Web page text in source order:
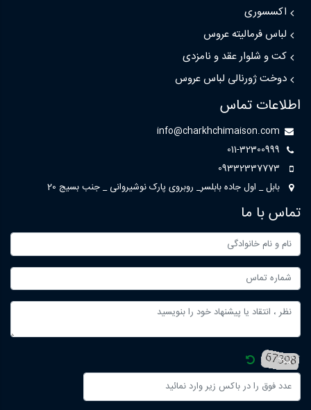
اکسسوری
لباس فرمالیته عروس
کت و شلوار عقد و نامزدی
دوخت ژورنالی لباس عروس
اطلاعات تماس
info@charkhchimaison.com
011-32300999
09332337773
بابل _ اول جاده بابلسر_ روبروی پارک نوشیروانی _ جنب بسیج 20
تماس با ما